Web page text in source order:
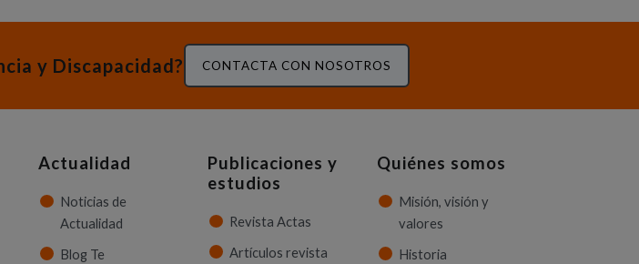
y Discapacidad? CONTACTA CON NOSOTROS
Actualidad
Noticias de
Actualidad
Blog Te
Publicaciones y
estudios
Revista Actas
Artículos revista
Quiénes somos
Misión, visión y
valores
Historia